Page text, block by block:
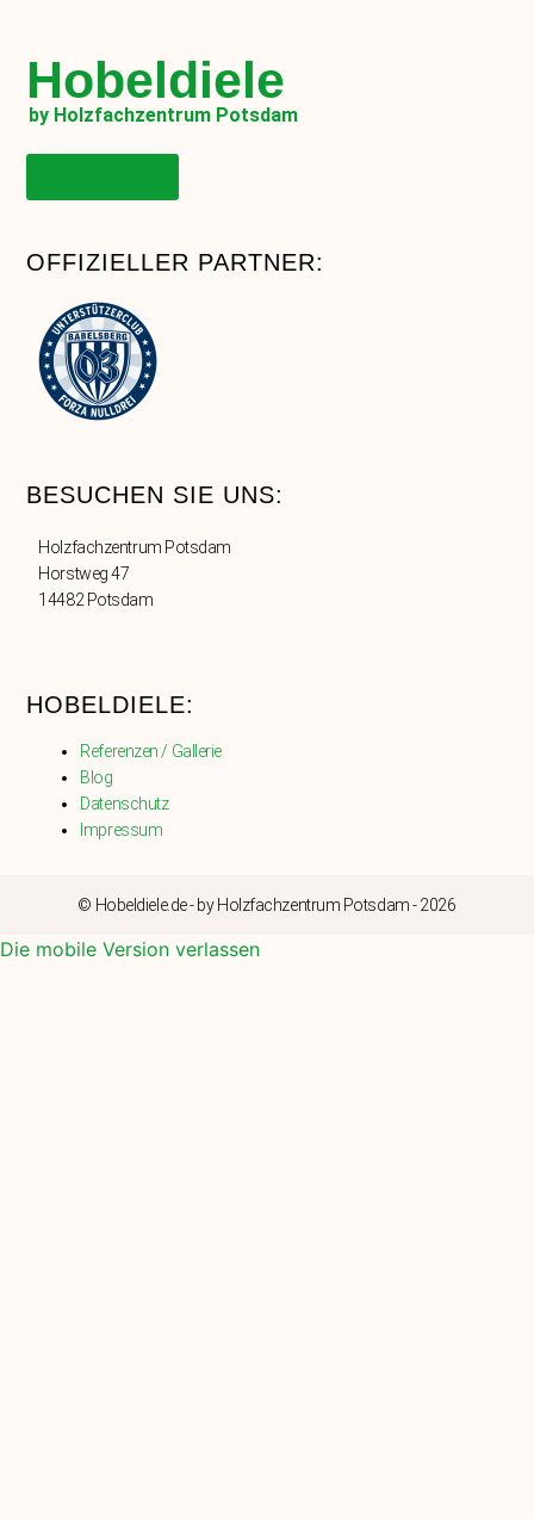
Hobeldiele
by Holzfachzentrum Potsdam
OFFIZIELLER PARTNER:
BESUCHEN SIE UNS:
Holzfachzentrum Potsdam
Horstweg 47
14482 Potsdam
HOBELDIELE:
Referenzen / Gallerie
Blog
Datenschutz
Impressum
© Hobeldiele.de - by Holzfachzentrum Potsdam - 2026
Die mobile Version verlassen